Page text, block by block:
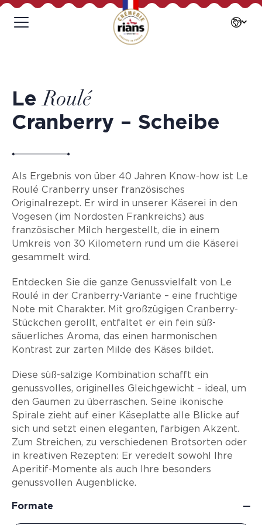
Le Roulé
Cranberry – Scheibe
Als Ergebnis von über 40 Jahren Know-how ist Le
Roulé Cranberry unser französisches
Originalrezept. Er wird in unserer Käserei in den
Vogesen (im Nordosten Frankreichs) aus
französischer Milch hergestellt, die in einem
Umkreis von 30 Kilometern rund um die Käserei
gesammelt wird.
Entdecken Sie die ganze Genussvielfalt von Le
Roulé in der Cranberry-Variante – eine fruchtige
Note mit Charakter. Mit großzügigen Cranberry-
Stückchen gerollt, entfaltet er ein fein süß-
säuerliches Aroma, das einen harmonischen
Kontrast zur zarten Milde des Käses bildet.
Diese süß-salzige Kombination schafft ein
genussvolles, originelles Gleichgewicht – ideal, um
den Gaumen zu überraschen. Seine ikonische
Spirale zieht auf einer Käseplatte alle Blicke auf
sich und setzt einen eleganten, farbigen Akzent.
Zum Streichen, zu verschiedenen Brotsorten oder
in kreativen Rezepten: Er veredelt sowohl Ihre
Aperitif-Momente als auch Ihre besonders
genussvollen Augenblicke.
Formate